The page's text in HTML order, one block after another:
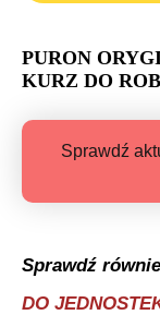
PURON
KURZ DO
Sprawdź
Sprawdź
DO